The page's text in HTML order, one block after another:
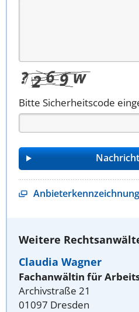
Bitte Sicherheitscode
Anbieterkennzeichnung
Weitere
Claudia Wagner
Fachanwältin für
Archivstraße 21
01097 Dresden